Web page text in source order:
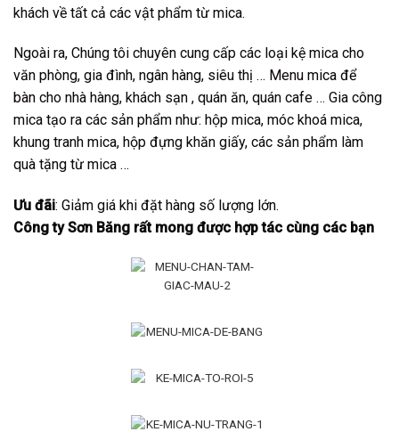
khách về tất cả các vật phẩm từ mica.
Ngoài ra, Chúng tôi chuyên cung cấp các loại kệ mica cho
văn phòng, gia đình, ngân hàng, siêu thị … Menu mica để
bàn cho nhà hàng, khách sạn , quán ăn, quán cafe … Gia công
mica tạo ra các sản phẩm như: hộp mica, móc khoá mica,
khung tranh mica, hộp đựng khăn giấy, các sản phẩm làm
quà tặng từ mica …
Ưu đãi: Giảm giá khi đặt hàng số lượng lớn.
Công ty Sơn Băng rất mong được hợp tác cùng các bạn